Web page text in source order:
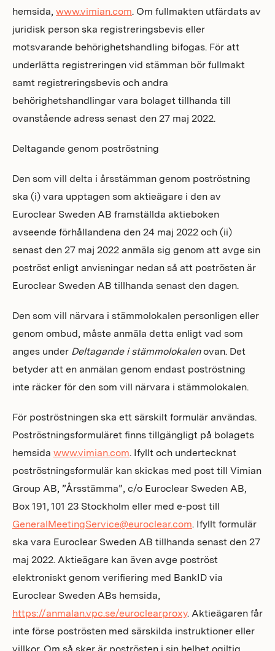
hemsida, www.vimian.com. Om fullmakten utfärdats av
juridisk person ska registreringsbevis eller
motsvarande behörighetshandling bifogas. För att
underlätta registreringen vid stämman bör fullmakt
samt registreringsbevis och andra
behörighetshandlingar vara bolaget tillhanda till
ovanstående adress senast den 27 maj 2022.
Deltagande genom poströstning
Den som vill delta i årsstämman genom poströstning
ska (i) vara upptagen som aktieägare i den av
Euroclear Sweden AB framställda aktieboken
avseende förhållandena den 24 maj 2022 och (ii)
senast den 27 maj 2022 anmäla sig genom att avge sin
poströst enligt anvisningar nedan så att poströsten är
Euroclear Sweden AB tillhanda senast den dagen.
Den som vill närvara i stämmolokalen personligen eller
genom ombud, måste anmäla detta enligt vad som
anges under Deltagande i stämmolokalenovan. Det
betyder att en anmälan genom endast poströstning
inte räcker för den som vill närvara i stämmolokalen.
För poströstningen ska ett särskilt formulär användas.
Poströstningsformuläret finns tillgängligt på bolagets
hemsida www.vimian.com. Ifyllt och undertecknat
poströstningsformulär kan skickas med post till Vimian
Group AB, ”Årsstämma”, c/o Euroclear Sweden AB,
Box 191, 101 23 Stockholm eller med e-post till
GeneralMeetingService@euroclear.com. Ifyllt formulär
ska vara Euroclear Sweden AB tillhanda senast den 27
maj 2022. Aktieägare kan även avge poströst
elektroniskt genom verifiering med BankID via
Euroclear Sweden ABs hemsida,
https://anmalan.vpc.se/euroclearproxy. Aktieägaren får
inte förse poströsten med särskilda instruktioner eller